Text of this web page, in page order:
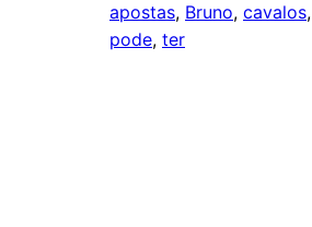
apostas, Bruno, cavalos,
pode, ter